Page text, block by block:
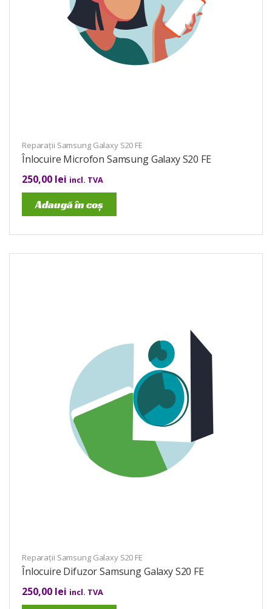
Reparații Samsung Galaxy S20 FE
Înlocuire Microfon Samsung Galaxy S20 FE
250,00 lei incl. TVA
Adaugă în coș
Reparații Samsung Galaxy S20 FE
Înlocuire Difuzor Samsung Galaxy S20 FE
250,00 lei incl. TVA